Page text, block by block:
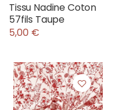
Tissu Nadine Coton
57fils Taupe
5,00 €